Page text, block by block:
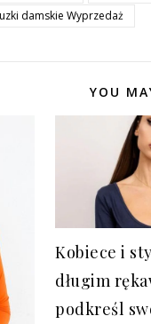
damskie Wyprzedaż
YOU
Kobiece i
długim
podkreśl